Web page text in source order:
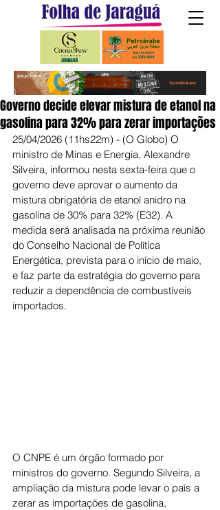
Governo decide elevar mistura de etanol na
gasolina para 32% para zerar importações
25/04/2026 (11hs22m) - (O Globo) O
ministro de Minas e Energia, Alexandre
Silveira, informou nesta sexta-feira que o
governo deve aprovar o aumento da
mistura obrigatória de etanol anidro na
gasolina de 30% para 32% (E32). A
medida será analisada na próxima reunião
do Conselho Nacional de Política
Energética, prevista para o início de maio,
e faz parte da estratégia do governo para
reduzir a dependência de combustíveis
importados.
O CNPE é um órgão formado por
ministros do governo. Segundo Silveira, a
ampliação da mistura pode levar o país a
zerar as importações de gasolina,